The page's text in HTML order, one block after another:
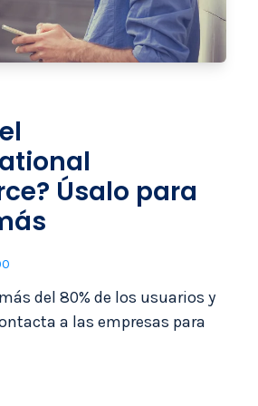
Úsalo para
del 80% de los usuarios y
a las empresas para